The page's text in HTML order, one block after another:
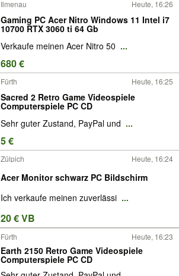
Ilmenau Heute, 16:26
Gaming PC Acer Nitro Windows 11 Intel i7
10700 RTX 3060 ti 64 Gb
Verkaufe meinen Acer Nitro 50 ...
680 €
Fürth Heute, 16:25
Sacred 2 Retro Game Videospiele
Computerspiele PC CD
Sehr guter Zustand, PayPal und ...
5 €
Zülpich Heute, 16:24
Acer Monitor schwarz PC Bildschirm
Ich verkaufe meinen zuverlässi ...
20 € VB
Fürth Heute, 16:23
Earth 2150 Retro Game Videospiele
Computerspiele PC CD